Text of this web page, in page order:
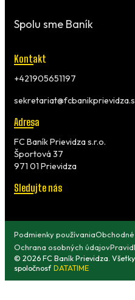
Spolu sme Baník
Kontakt
+421905651197
Adresa
FC Baník Prievidza s.r.o.
Športová 37
971 01 Prievidza
Sledujte nás
© 2026 FC Baník Prievidza.
spoločnosť DATATIME
Podmienky používania
Ochrana osobných údajov